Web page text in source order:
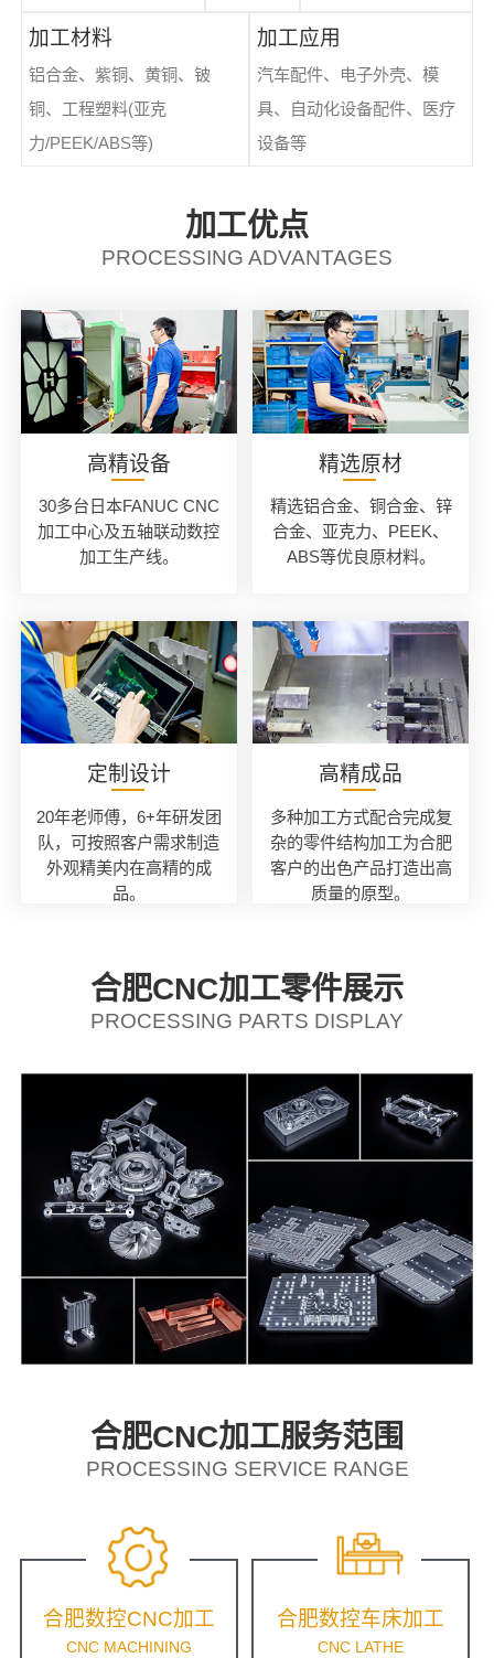
加工材料
铝合金、紫铜、黄铜、铍
铜、工程塑料(亚克
力/PEEK/ABS等)
加工应用
汽车配件、电子外壳、模
具、自动化设备配件、医疗
设备等
加工优点
PROCESSING ADVANTAGES
高精设备
30多台日本FANUC CNC
加工中心及五轴联动数控
加工生产线。
精选原材
精选铝合金、铜合金、锌
合金、亚克力、PEEK、
ABS等优良原材料。
定制设计
20年老师傅，6+年研发团
队，可按照客户需求制造
外观精美内在高精的成
品。
高精成品
多种加工方式配合完成复
杂的零件结构加工为合肥
客户的出色产品打造出高
质量的原型。
合肥CNC加工零件展示
PROCESSING PARTS DISPLAY
合肥CNC加工服务范围
PROCESSING SERVICE RANGE
合肥数控CNC加工
CNC MACHINING
合肥数控车床加工
CNC LATHE